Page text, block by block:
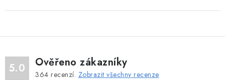
5.0 Ověřeno zákazníky
364 recenzí. Zobrazit všechny recenze